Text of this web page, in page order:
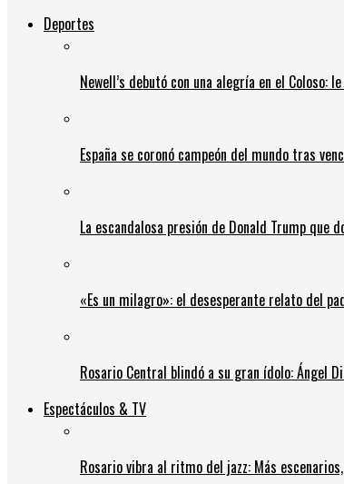
Deportes
Newell’s debutó con una alegría en el Coloso:
España se coronó campeón del mundo tras
La escandalosa presión de Donald Trump que
«Es un milagro»: el desesperante relato del
Rosario Central blindó a su gran ídolo: Ángel
Espectáculos & TV
Rosario vibra al ritmo del jazz: Más